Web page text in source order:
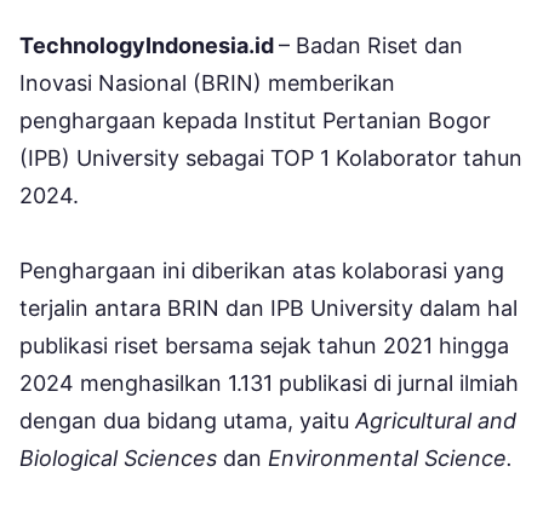
TechnologyIndonesia.id– Badan Riset dan
Inovasi Nasional (BRIN) memberikan
penghargaan kepada Institut Pertanian Bogor
(IPB) University sebagai TOP 1 Kolaborator tahun
2024.
Penghargaan ini diberikan atas kolaborasi yang
terjalin antara BRIN dan IPB University dalam hal
publikasi riset bersama sejak tahun 2021 hingga
2024 menghasilkan 1.131 publikasi di jurnal ilmiah
dengan dua bidang utama, yaitu Agricultural and
Biological Sciences dan Environmental Science.